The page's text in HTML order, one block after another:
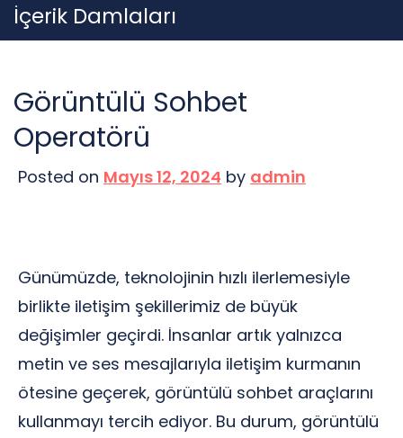
Skip
to
İçerik Damlaları
Görüntülü Sohbet
Operatörü
Posted on Mayıs 12, 2024 by admin
Günümüzde, teknolojinin hızlı ilerlemesiyle
birlikte iletişim şekillerimiz de büyük
değişimler geçirdi. İnsanlar artık yalnızca
metin ve ses mesajlarıyla iletişim kurmanın
ötesine geçerek, görüntülü sohbet araçlarını
kullanmayı tercih ediyor. Bu durum, görüntülü